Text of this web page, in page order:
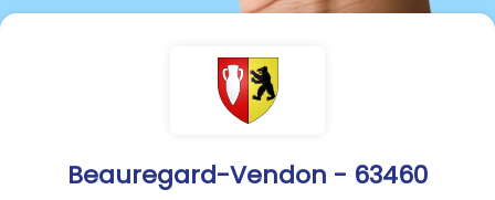
Beauregard-Vendon - 63460